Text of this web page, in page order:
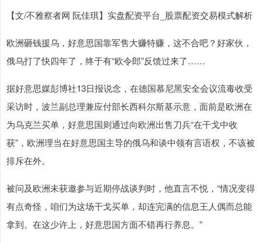
【文/不雅察者网 阮佳琪】实盘配资平台_股票配资交易模式解析
欧洲砸钱援乌，好意思国靠军售大赚特赚，这不合吧？好家伙，
俄乌打了快四年了，终于有“欧令郎”反馈过来了……
据好意思媒彭博社13日报说念，在德国慕尼黑安全会议流毒收受
采访时，波兰副总理兼应付部长西科尔斯基示意，面前是欧洲在
为乌克兰买单，好意思国则通过向欧洲出售刀兵“在干戈中收
获”，欧洲理当在好意思国主导的俄乌和谈中领有言语权，不该被
排斥在外。
被问及欧洲未获邀参与近期停战谈判时，他直言不悦，“情况变得
有点奇怪，咱们为这场干戈买单，却连完满的信息王人偶而总能
拿到。在这少许上，好意思国方面不错再行养息。”